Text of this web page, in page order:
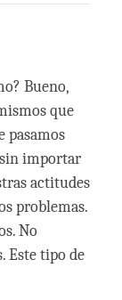
Bueno,
que
pasamos
sin importar
actitudes
problemas.
No
Este tipo de